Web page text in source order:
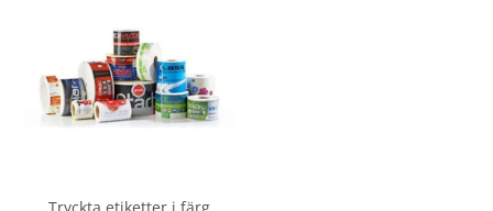
Tryckta etiketter i färg